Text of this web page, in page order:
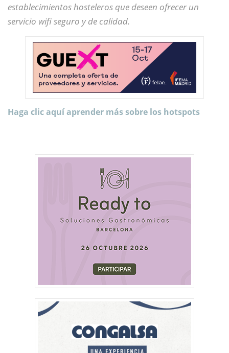
establecimientos hosteleros que deseen ofrecer un
servicio wifi seguro y de calidad.
Haga clic aquí aprender más sobre los hotspots